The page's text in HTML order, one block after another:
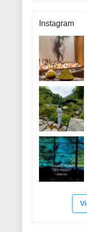
リ
ー
Instagram